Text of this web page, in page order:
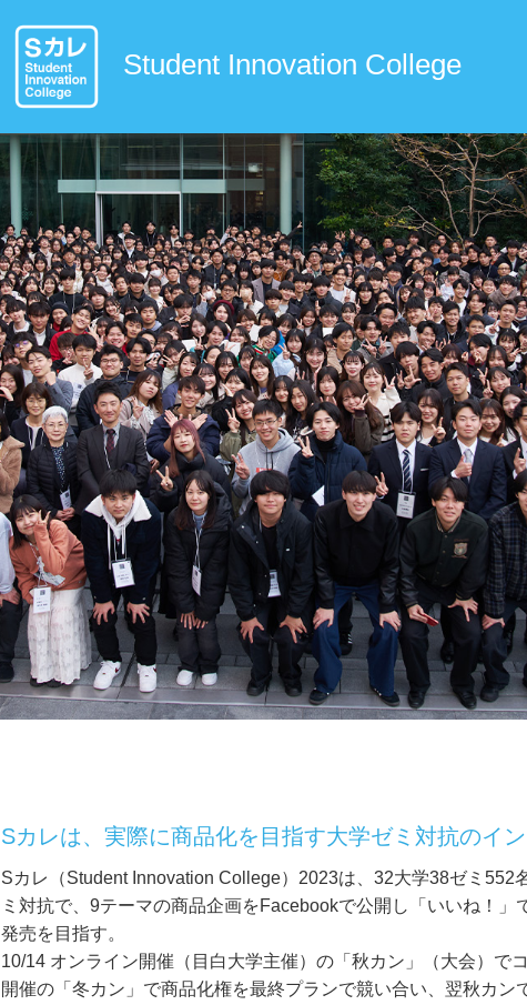
Student Innovation College
Sカレは、実際に商品化を目指す大学ゼミ対抗のイ
Sカレ（Student Innovation College）2023は、32大学38ゼミ552
ミ対抗で、9テーマの商品企画をFacebookで公開し「いいね！」
発売を目指す。
10/14 オンライン開催（目白大学主催）の「秋カン」（大会）で
開催の「冬カン」で商品化権を最終プランで競い合い、翌秋カン